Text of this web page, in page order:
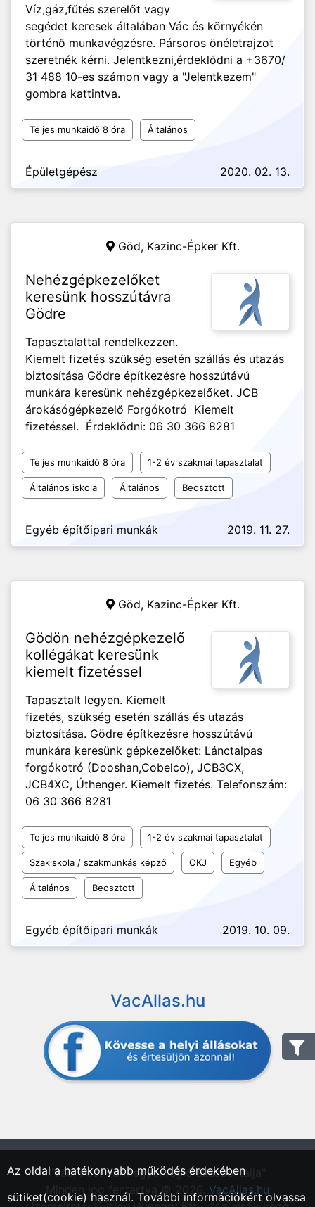
Víz,gáz,fűtés szerelőt vagy
segédet keresek általában Vác és környékén
történő munkavégzésre. Pársoros önéletrajzot
szeretnék kérni. Jelentkezni,érdeklődni a +3670/
31 488 10-es számon vagy a "Jelentkezem"
gombra kattintva.
Teljes munkaidő 8 óra Általános
Épületgépész 2020. 02. 13.
Göd, Kazinc-Épker Kft.
Nehézgépkezelőket
keresünk hosszútávra
Gödre
Tapasztalattal rendelkezzen.
Kiemelt fizetés szükség esetén szállás és utazás
biztosítása Gödre építkezésre hosszútávú
munkára keresünk nehézgépkezelőket. JCB
árokásógépkezelő Forgókotró Kiemelt
fizetéssel. Érdeklődni: 06 30 366 8281
Teljes munkaidő 8 óra 1-2 év szakmai tapasztalat
Általános iskola Általános Beosztott
Egyéb építőipari munkák 2019. 11. 27.
Göd, Kazinc-Épker Kft.
Gödön nehézgépkezelő
kollégákat keresünk
kiemelt fizetéssel
Tapasztalt legyen. Kiemelt
fizetés, szükség esetén szállás és utazás
biztosítása. Gödre építkezésre hosszútávú
munkára keresünk gépkezelőket: Lánctalpas
forgókotró (Dooshan,Cobelco), JCB3CX,
JCB4XC, Úthenger. Kiemelt fizetés. Telefonszám:
06 30 366 8281
Teljes munkaidő 8 óra 1-2 év szakmai tapasztalat
Szakiskola / szakmunkás képző OKJ Egyéb
Általános Beosztott
Egyéb építőipari munkák 2019. 10. 09.
VacAllas.hu
"Vác, Pest vármegyei régió állásportálja"
Minden jog fentartva © 2026. VacAllas.hu
Az oldal a hatékonyabb működés érdekében
sütiket(cookie) használ. További információkért olvassa